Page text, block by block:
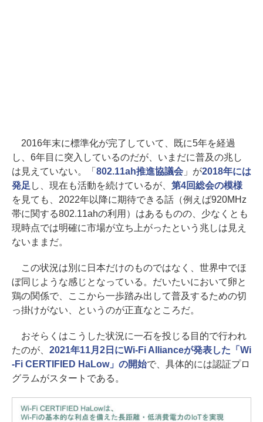
2016年末に標準化が完了していて、既に5年を経過
し、6年目に突入しているのだが、いまだに普及の兆し
は見えていない。「 802.11ah推進協議会」が2018年には
発足 し、現在も活動を続けているが、 第4回総会の模様
を見ても、2022年以降に期待できる話（例えば920MHz
帯に関する802.11ahの利用）はあるものの、少なくとも
現時点では明確に市場が立ち上がったという兆しは見え
ないままだ。
この状況は別に日本だけのものではなく、世界中でほ
ぼ同じような感じとなっている。だいたいにおいて卵と
鶏の関係で、ここから一歩踏み出して普及するための切
っ掛けがない、というのが正直なところだ。
おそらくはこうした状況に一石を投じる目的で行われ
たのが、 2021年11月2日にWi-Fi Allianceが発表した「Wi
-Fi CERTIFIED HaLow」の開始で、具体的には認証プロ
グラムがスタートである。